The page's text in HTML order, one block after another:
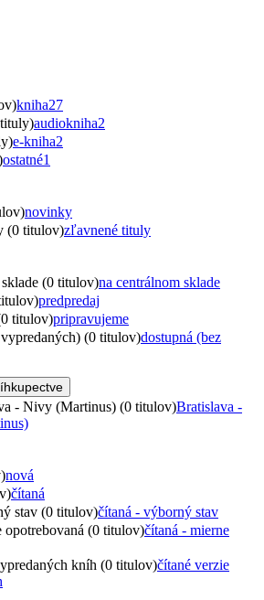
kniha27
audiokniha2
e-kniha2
ostatné1
novinky
(0 titulov)zľavnené tituly
(0 titulov)na centrálnom sklade
predpredaj
titulov)pripravujeme
(0 titulov)dostupná (bez
- Nivy (Martinus) (0 titulov)Bratislava -
nová
čítaná
stav (0 titulov)čítaná - výborný stav
opotrebovaná (0 titulov)čítaná - mierne
kníh (0 titulov)čítané verzie